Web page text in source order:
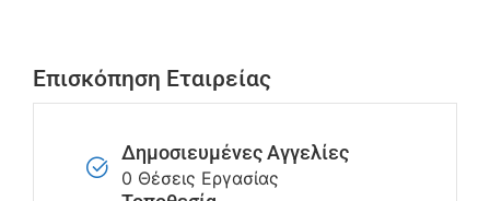
Επισκόπηση Εταιρείας
Δημοσιευμένες Αγγελίες
0 Θέσεις Εργασίας